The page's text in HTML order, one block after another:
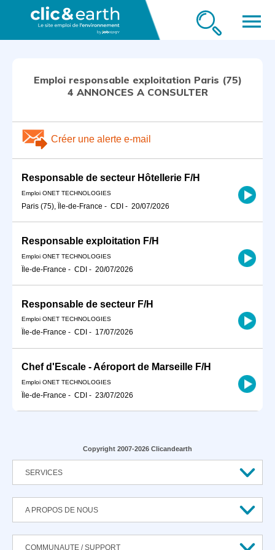
menu
Emploi responsable exploitation Paris (75)
4 ANNONCES A CONSULTER
Créer une alerte e-mail
Responsable de secteur Hôtellerie F/H
Emploi ONET TECHNOLOGIES
Paris (75), Île-de-France - CDI - 20/07/2026
Responsable exploitation F/H
Emploi ONET TECHNOLOGIES
Île-de-France - CDI - 20/07/2026
Responsable de secteur F/H
Emploi ONET TECHNOLOGIES
Île-de-France - CDI - 17/07/2026
Chef d'Escale - Aéroport de Marseille F/H
Emploi ONET TECHNOLOGIES
Île-de-France - CDI - 23/07/2026
Copyright 2007-2026 Clicandearth
SERVICES
A PROPOS DE NOUS
COMMUNAUTE / SUPPORT